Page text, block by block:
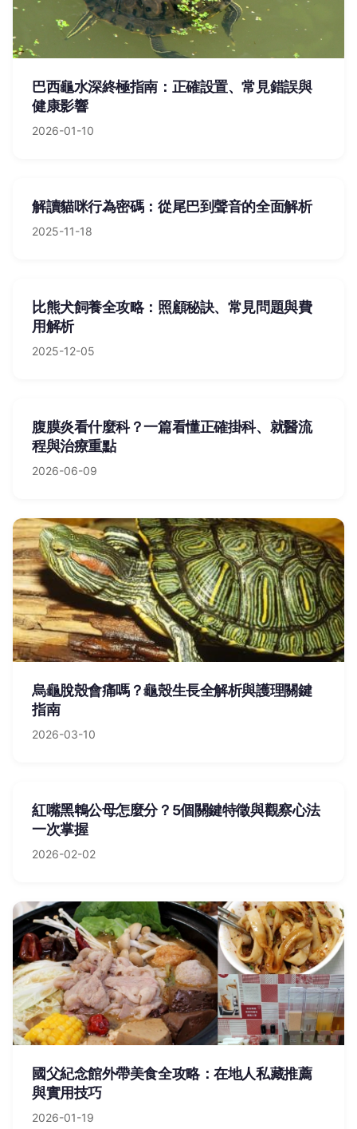
巴西龜水深終極指南：正確設置、常見錯誤與
健康影響
2026-01-10
解讀貓咪行為密碼：從尾巴到聲音的全面解析
2025-11-18
比熊犬飼養全攻略：照顧秘訣、常見問題與費
用解析
2025-12-05
腹膜炎看什麼科？一篇看懂正確掛科、就醫流
程與治療重點
2026-06-09
烏龜脫殼會痛嗎？龜殼生長全解析與護理關鍵
指南
2026-03-10
紅嘴黑鵯公母怎麼分？5個關鍵特徵與觀察心法
一次掌握
2026-02-02
國父紀念館外帶美食全攻略：在地人私藏推薦
與實用技巧
2026-01-19